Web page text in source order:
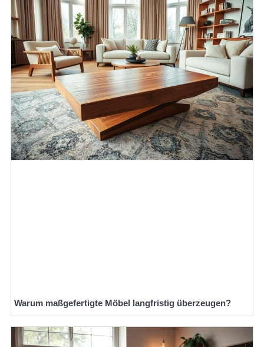
Warum maßgefertigte Möbel langfristig überzeugen?